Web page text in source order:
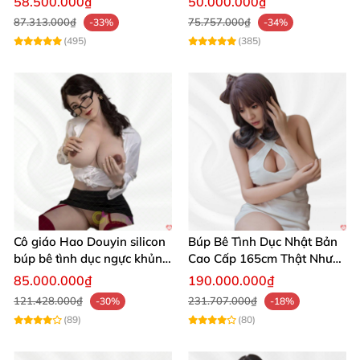
Búp bê silicon 1 1 Hailey 157cm XT Doll siêu thực hấp dẫn
Búp bê silicon 1 1 Hailey 157cm XT Doll siêu thực hấp dẫn
87.313.000₫
-33%
(495)
75.757.000₫
-34%
(385)
Cô giáo Hao Douyin silicon
búp bê tình dục ngực khủng
Starpery
85.000.000₫
121.428.000₫
-30%
(89)
Búp Bê Tình Dục Nhật Bản
Cao Cấp 165cm Thật Như
Người Thật
190.000.000₫
231.707.000₫
-18%
(80)